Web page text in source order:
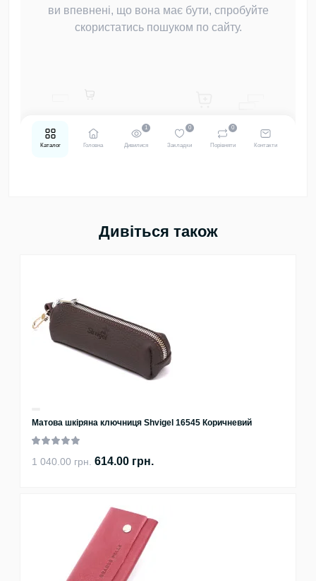
Дивіться також
Матова шкіряна ключниця Shvigel 16545 Коричневий
1 040.00 грн. 614.00 грн.